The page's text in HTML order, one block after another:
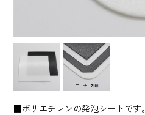
■ポリエチレンの発泡シートです。